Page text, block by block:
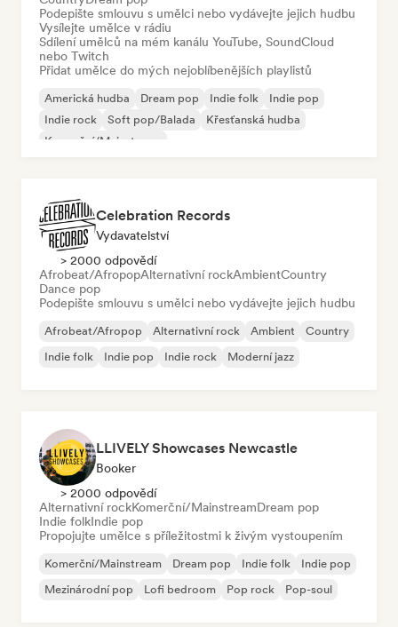
Podepište smlouvu s umělci nebo vydávejte jejich hudbu
Vysílejte umělce v rádiu
Sdílení umělců na mém kanálu YouTube, SoundCloud
nebo Twitch
Přidat umělce do mých nejoblíbenějších playlistů
Americká hudba Dream pop Indie folk
Indie pop
Indie rock
Soft pop/Balada
Křesťanská hudba
Komerční/Mainstream
Celebration Records
Vydavatelství
> 2000 odpovědí
Afrobeat/AfropopAlternativní rockAmbientCountry
Dance pop
Podepište smlouvu s umělci nebo vydávejte jejich hudbu
Afrobeat/Afropop Alternativní rock Ambient
Country
Indie folk
Indie pop Indie rock Moderní jazz
LLIVELY Showcases Newcastle
Booker
> 2000 odpovědí
Alternativní rockKomerční/MainstreamDream pop
Indie folkIndie pop
Propojujte umělce s příležitostmi k živým vystoupením
Komerční/Mainstream Dream pop Indie folk
Indie pop
Mezinárodní pop
Lofi bedroom Pop rock Pop-soul